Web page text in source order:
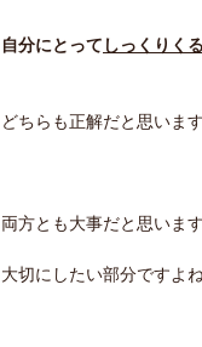
自分にとってしっくりく
どちらも正解だと思います
両方とも大事だと思いま
大切にしたい部分ですよね